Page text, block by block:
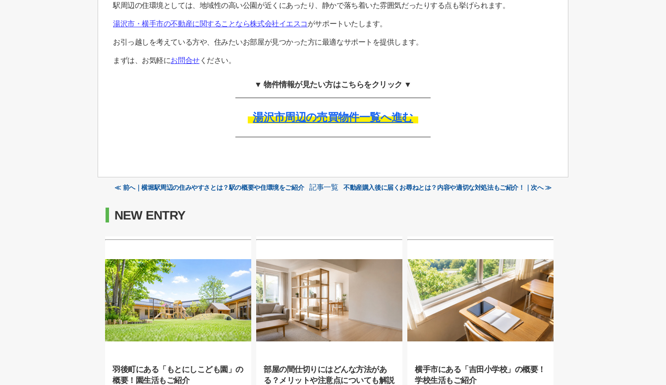
駅周辺の住環境としては、地域性の高い公園が近くにあったり、静かで落ち着いた雰囲気だったりする点も挙げられます。
湯沢市・横手市の不動産に関することなら株式会社イエスコ がサポートいたします。
お引っ越しを考えている方や、住みたいお部屋が見つかった方に最適なサポートを提供します。
まずは、お気軽にお問合せください。
▼ 物件情報が見たい方はこちらをクリック ▼
湯沢市周辺の売買物件一覧へ進む
≪ 前へ｜横堀駅周辺の住みやすさとは？駅の概要や住環境をご紹介 記事一覧 不動産購入後に届くお尋ねとは？内容や適切な対処法もご紹介！｜次へ ≫
NEW ENTRY
羽後町にある「もとにしこども園」の
概要！園生活もご紹介
部屋の間仕切りにはどんな方法があ
る？メリットや注意点についても解説
横手市にある「吉田小学校」の概要！
学校生活もご紹介